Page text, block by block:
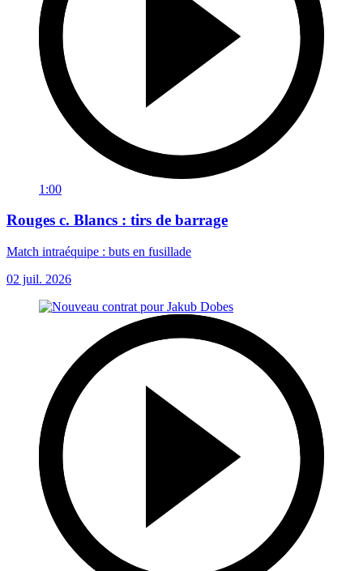
1:00
Rouges c. Blancs : tirs de barrage
Match intraéquipe : buts en fusillade
02 juil. 2026